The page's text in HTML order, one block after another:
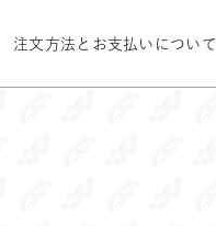
注文方法とお支払いについて